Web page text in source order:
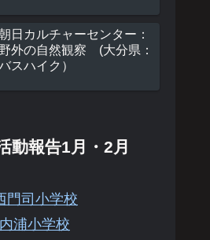
日カルチャーセンター：
野外の自然観察 (大分県：
スハイク）
動報告1月・2月
門司小学校
浦小学校